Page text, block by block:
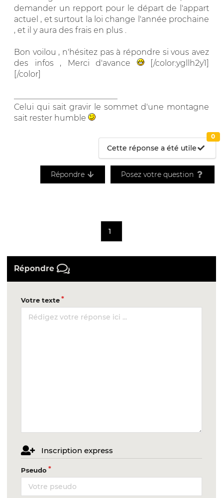
demander un repport pour le départ de l'appart
actuel , et surtout la loi change l'année prochaine
, et il y aura des frais en plus .
Bon voilou , n'hésitez pas à répondre si vous avez
des infos , Merci d'avance
[/color:ygllh2y1]
[/color]
Celui qui sait gravir le sommet d'une montagne
sait rester humble
Cette réponse a été utile
0
Répondre Posez votre question
1
Répondre
Votre texte
Inscription express
Pseudo